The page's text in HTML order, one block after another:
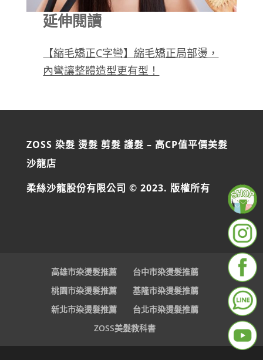
延伸閱讀
【縮毛矯正C字彎】縮毛矯正局部燙，
內彎讓整體造型更有型！
ZOSS 染髮 燙髮 剪髮 護髮 – 高CP值平價美髮
沙龍店
柔絲沙龍股份有限公司 © 2023. 版權所有
高雄市染燙髮推薦
台中市染燙髮推薦
桃園市染燙髮推薦
基隆市染燙髮推薦
新北市染燙髮推薦
台北市染燙髮推薦
ZOSS美髮教科書